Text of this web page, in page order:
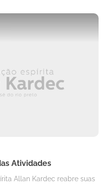
Atividades
Allan Kardec reabre suas